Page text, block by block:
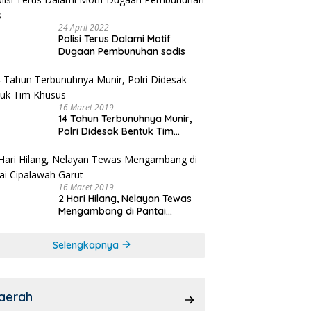
24 April 2022
Polisi Terus Dalami Motif
Dugaan Pembunuhan sadis
16 Maret 2019
14 Tahun Terbunuhnya Munir,
Polri Didesak Bentuk Tim
16 Maret 2019
2 Hari Hilang, Nelayan Tewas
Mengambang di Pantai
Selengkapnya